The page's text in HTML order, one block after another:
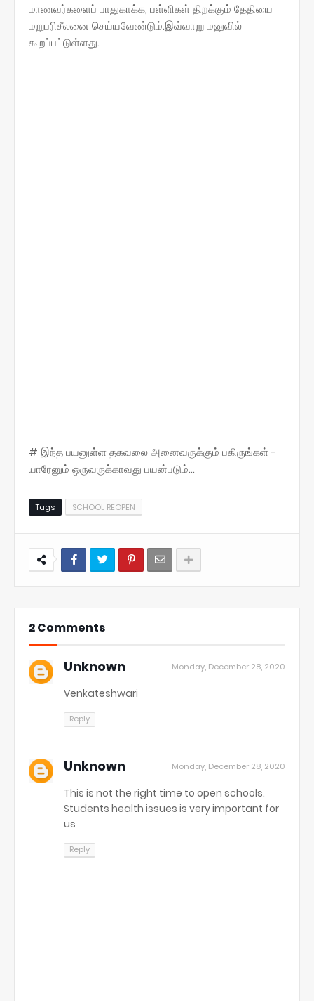
மாணவர்களைப் பாதுகாக்க, பள்ளிகள் திறக்கும் தேதியை
மறுபரிசீலனை செய்யவேண்டும்.இவ்வாறு மனுவில்
கூறப்பட்டுள்ளது.
# இந்த பயனுள்ள தகவலை அனைவருக்கும் பகிருங்கள் -
யாரேனும் ஒருவருக்காவது பயன்படும்...
Tags SCHOOL REOPEN
2 Comments
Unknown Monday, December 28, 2020
Venkateshwari
Reply
Unknown Monday, December 28, 2020
This is not the right time to open schools.
Students health issues is very important for
us
Reply